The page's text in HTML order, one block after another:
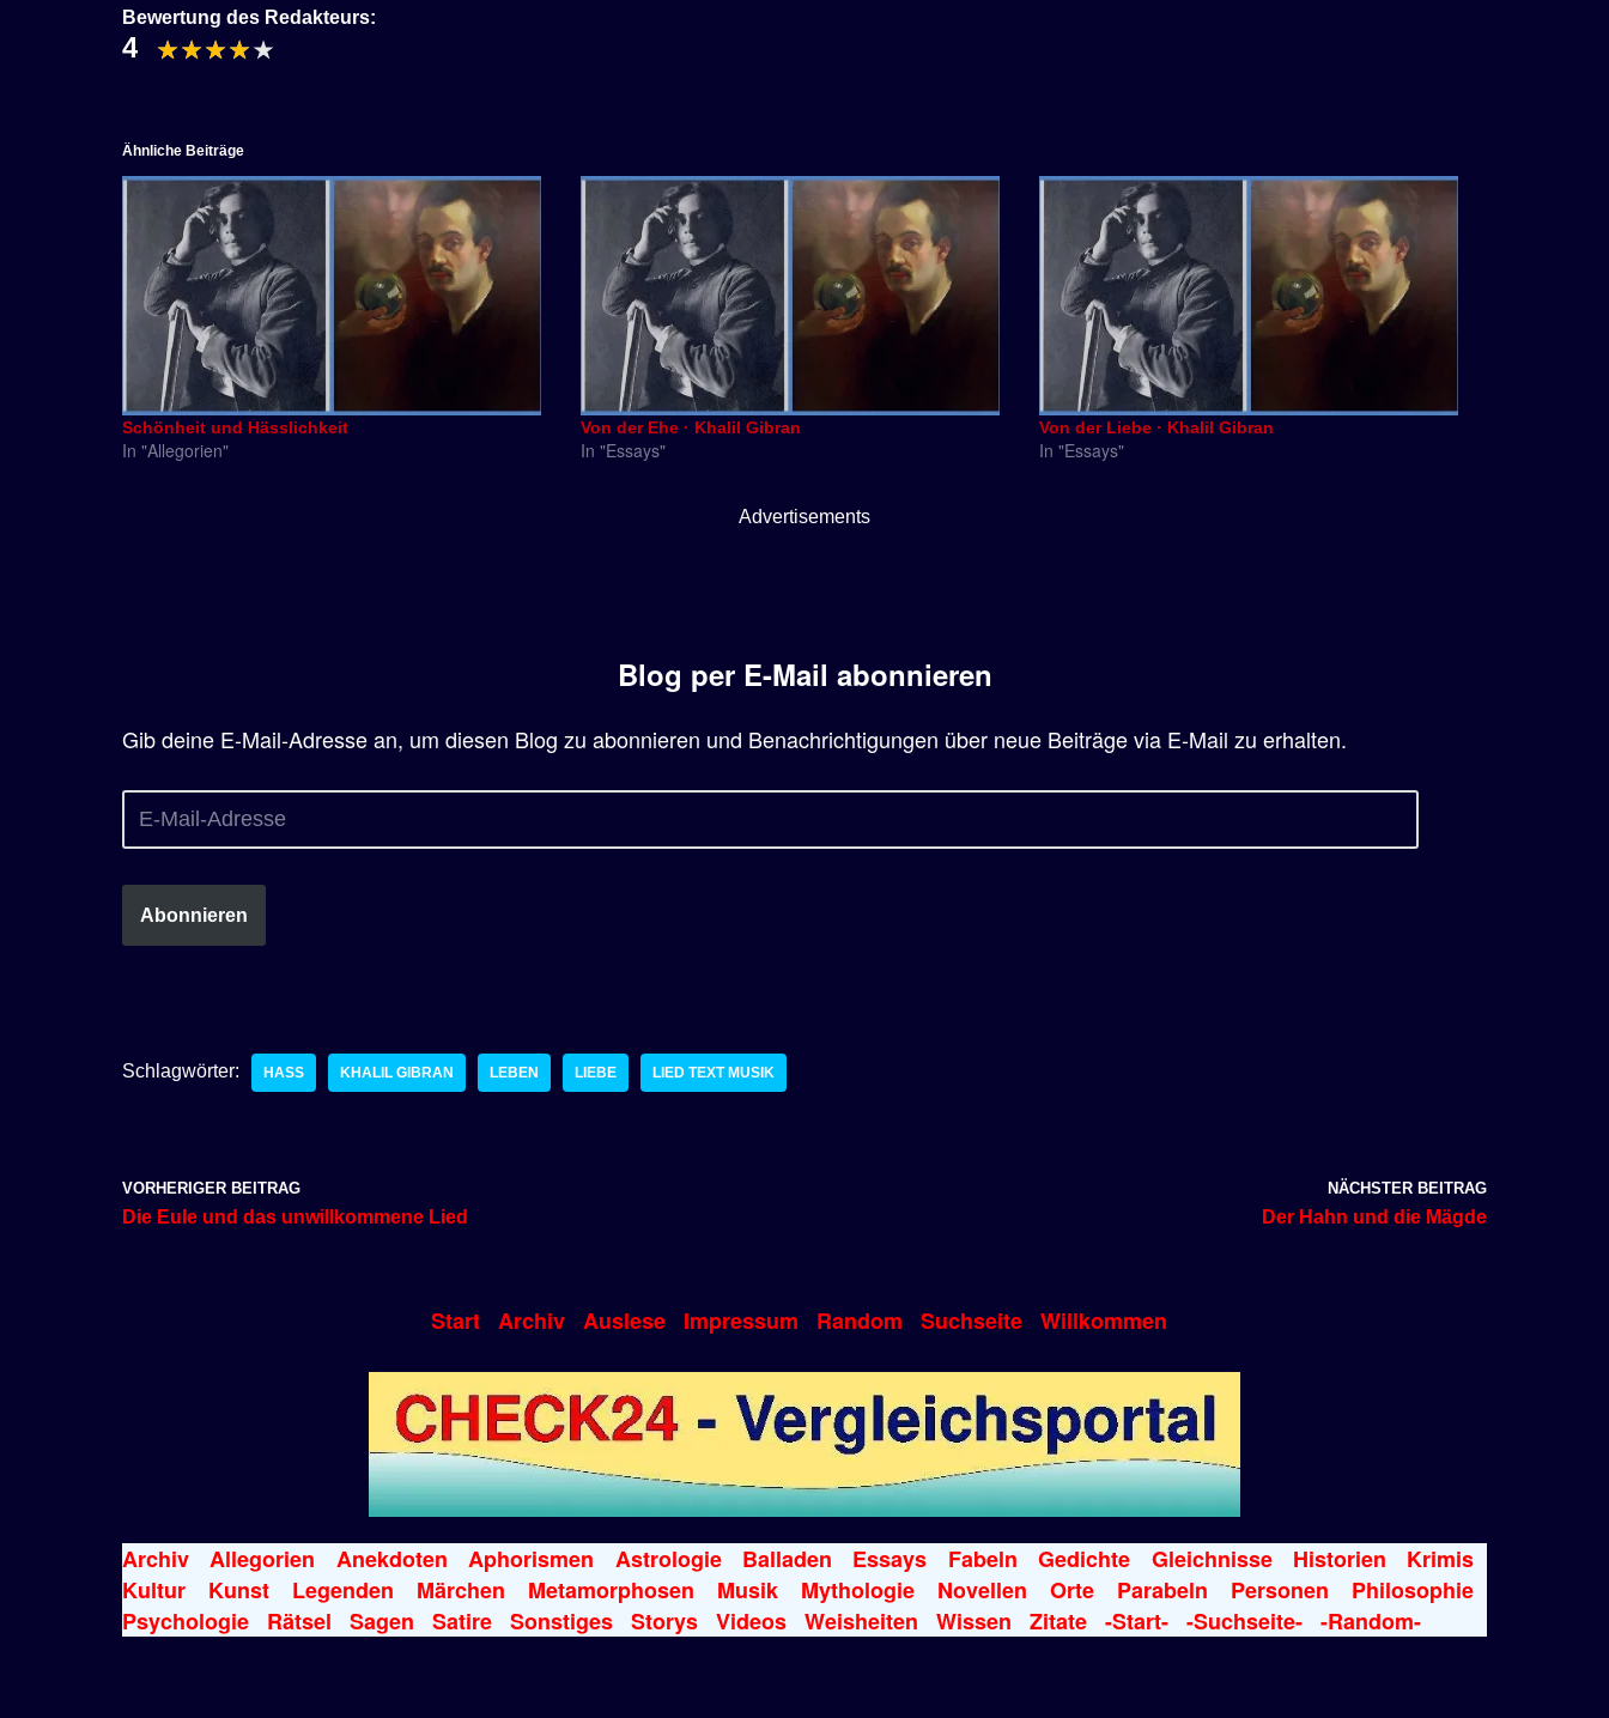
Bewertung des Redakteurs:
4
Ähnliche Beiträge
Schönheit und Hässlichkeit
In "Allegorien"
Von der Ehe · Khalil Gibran
In "Essays"
Von der Liebe · Khalil Gibran
In "Essays"
Advertisements
Blog per E-Mail abonnieren
Gib deine E-Mail-Adresse an, um diesen Blog zu abonnieren und Benachrichtigungen über neue Beiträge via E-Mail zu erhalten.
Abonnieren
Schlagwörter: HASS KHALIL GIBRAN LEBEN LIEBE LIED TEXT MUSIK
VORHERIGER BEITRAG
Die Eule und das unwillkommene Lied
NÄCHSTER BEITRAG
Der Hahn und die Mägde
Start Archiv Auslese Impressum Random Suchseite Willkommen
Archiv Allegorien Anekdoten Aphorismen Astrologie Balladen Essays Fabeln Gedichte Gleichnisse Historien
Krimis
Kultur
Kunst Legenden Märchen Metamorphosen Musik Mythologie Novellen Orte Parabeln Personen
Philosophie
Psychologie
Rätsel Sagen Satire Sonstiges Storys Videos Weisheiten Wissen Zitate -Start- -Suchseite- -Random-